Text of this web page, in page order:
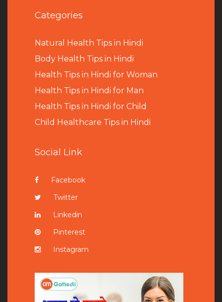
Categories
Natural Health Tips in Hindi
Body Health Tips in Hindi
Health Tips in Hindi for Woman
Health Tips in Hindi for Man
Health Tips in Hindi for Child
Child Healthcare Tips in Hindi
Social Link
Facebook
Twitter
Linkedin
Pinterest
Instagram